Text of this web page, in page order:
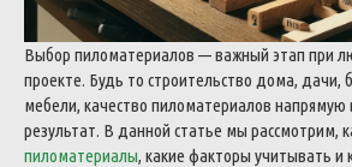
Выбор пиломатериалов — важный этап при
проекте. Будь то строительство дома, дачи,
мебели, качество пиломатериалов напрямую
результат. В данной статье мы рассмотрим,
пиломатериалы, какие факторы учитывать и